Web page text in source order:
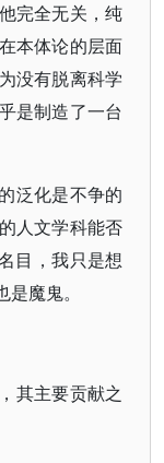
完全无关，纯
本体论的层面
没有脱离科学
是制造了一台
泛化是不争的
人文学科能否
目，我只是想
魔鬼。
其主要贡献之